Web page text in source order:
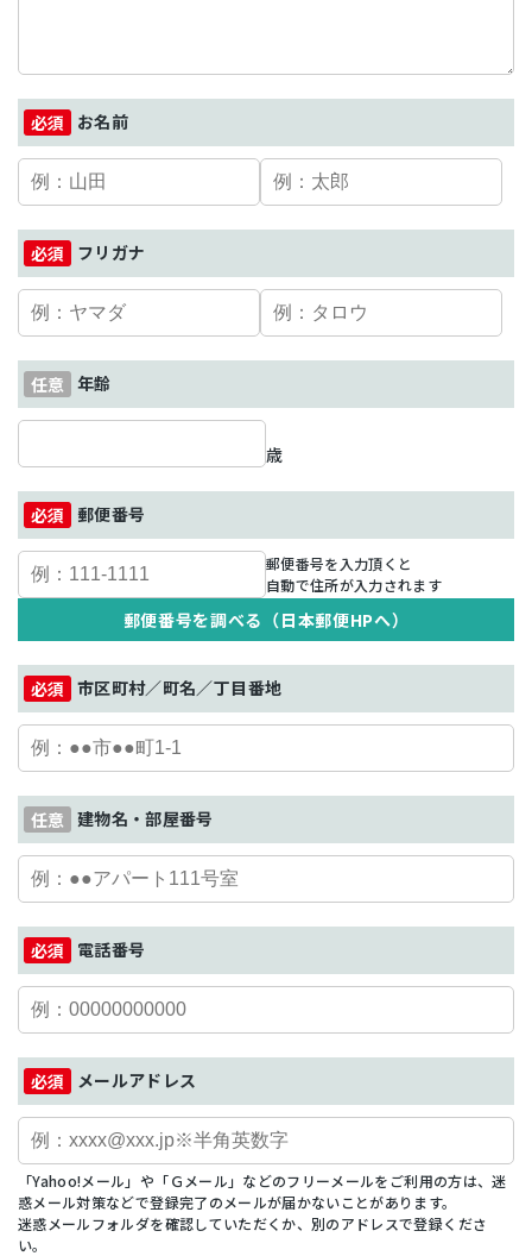
お名前
フリガナ
年齢
歳
郵便番号
郵便番号を入力頂くと
自動で住所が入力されます
郵便番号を調べる（日本郵便HPへ）
市区町村／町名／丁目番地
建物名・部屋番号
電話番号
メールアドレス
「Yahoo!メール」や「Ｇメール」などのフリーメールをご利用の方は、迷
惑メール対策などで登録完了のメールが届かないことがあります。
迷惑メールフォルダを確認していただくか、別のアドレスで登録くださ
い。